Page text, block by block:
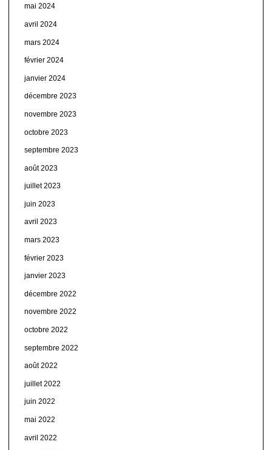
mai 2024
avril 2024
mars 2024
février 2024
janvier 2024
décembre 2023
novembre 2023
octobre 2023
septembre 2023
août 2023
juillet 2023
juin 2023
avril 2023
mars 2023
février 2023
janvier 2023
décembre 2022
novembre 2022
octobre 2022
septembre 2022
août 2022
juillet 2022
juin 2022
mai 2022
avril 2022